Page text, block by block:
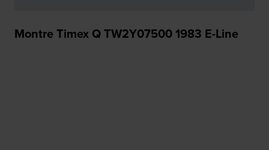
Montre Timex Q TW2Y07500 1983 E-Line